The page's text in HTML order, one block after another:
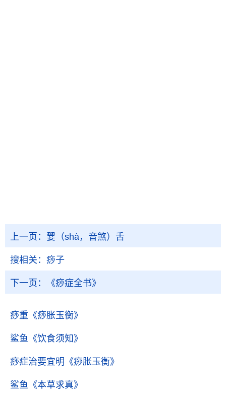
上一页： 翣（shà，音煞）舌
搜相关： 痧子
下一页： 《痧症全书》
痧重 《痧胀玉衡》
鲨鱼 《饮食须知》
痧症治要宜明 《痧胀玉衡》
鲨鱼 《本草求真》